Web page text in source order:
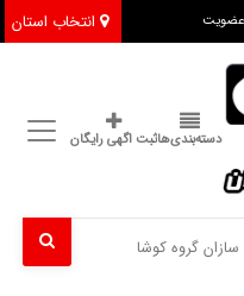
انتخاب استان عضویت
دسته‌بندی‌هاثبت اگهی رایگان
گروه کوشا